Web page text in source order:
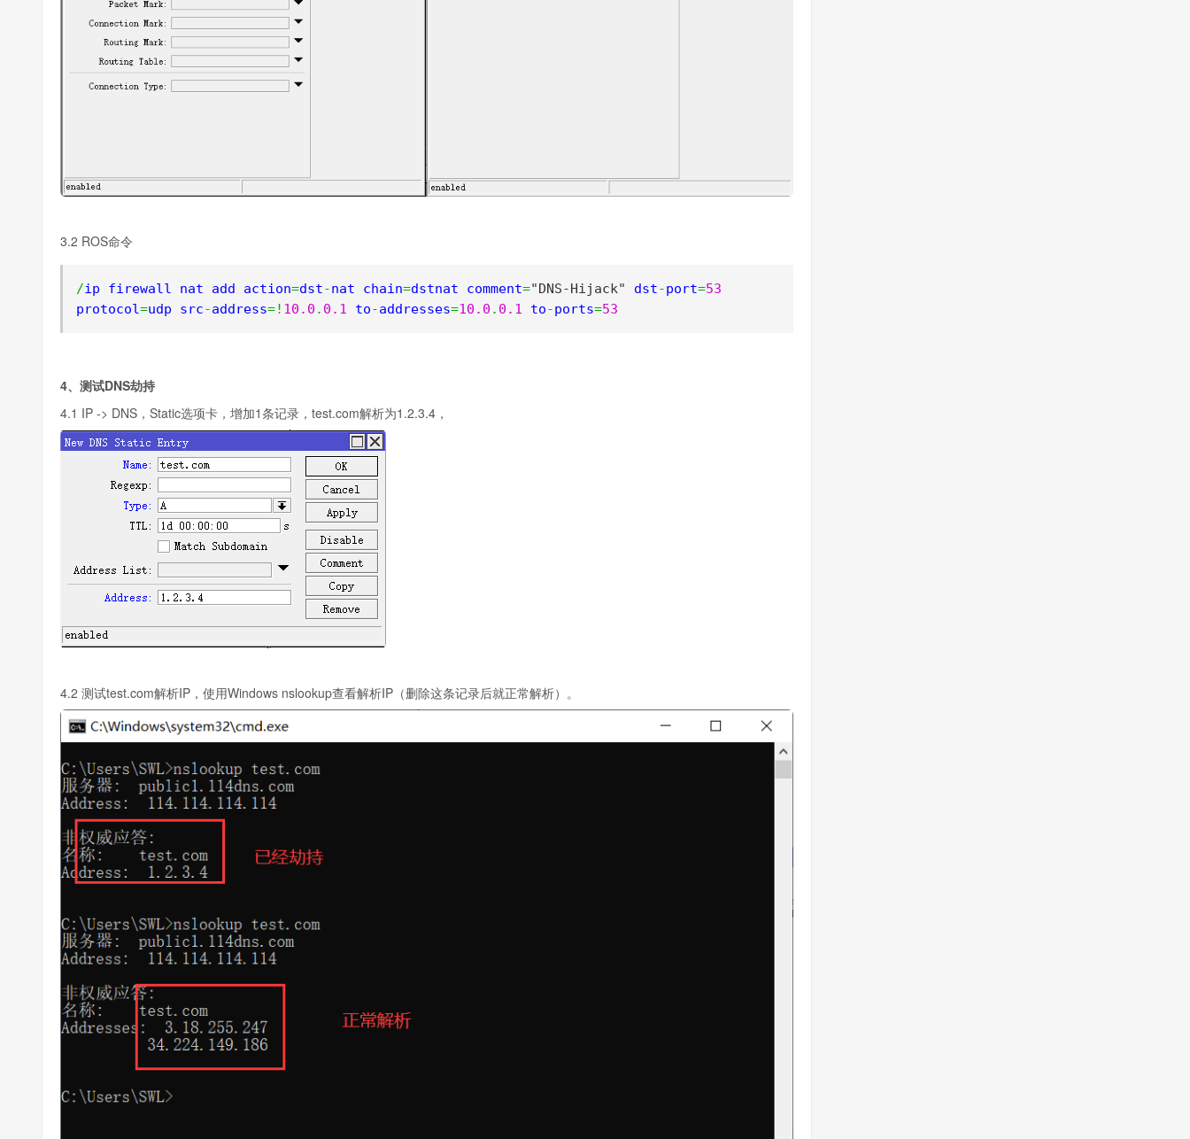
3.2 ROS命令
/ip firewall nat add action=dst-nat chain=dstnat comment="DNS-Hijack" dst-port=53
protocol=udp src-address=! 10.0 . 0.1 to-addresses=10.0 . 0.1 to-ports=53
4、测试DNS劫持
4.1 IP -> DNS，Static选项卡，增加1条记录，test.com解析为1.2.3.4，
4.2 测试test.com解析IP，使用Windows nslookup查看解析IP（删除这条记录后就正常解析）。